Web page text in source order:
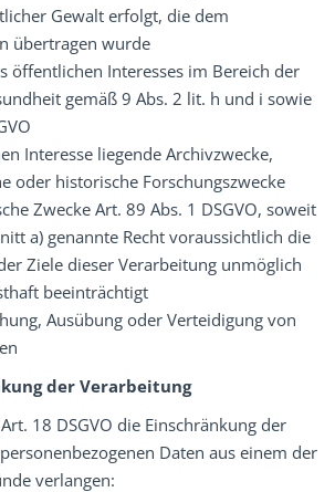
Gewalt erfolgt, die dem
übertragen wurde
öffentlichen Interesses im Bereich der
gemäß 9 Abs. 2 lit. h und i sowie
Interesse liegende Archivzwecke,
oder historische Forschungszwecke
Zwecke Art. 89 Abs. 1 DSGVO, soweit
a) genannte Recht voraussichtlich die
Ziele dieser Verarbeitung unmöglich
beeinträchtigt
Ausübung oder Verteidigung von
der Verarbeitung
18 DSGVO die Einschränkung der
Daten aus einem der
verlangen: